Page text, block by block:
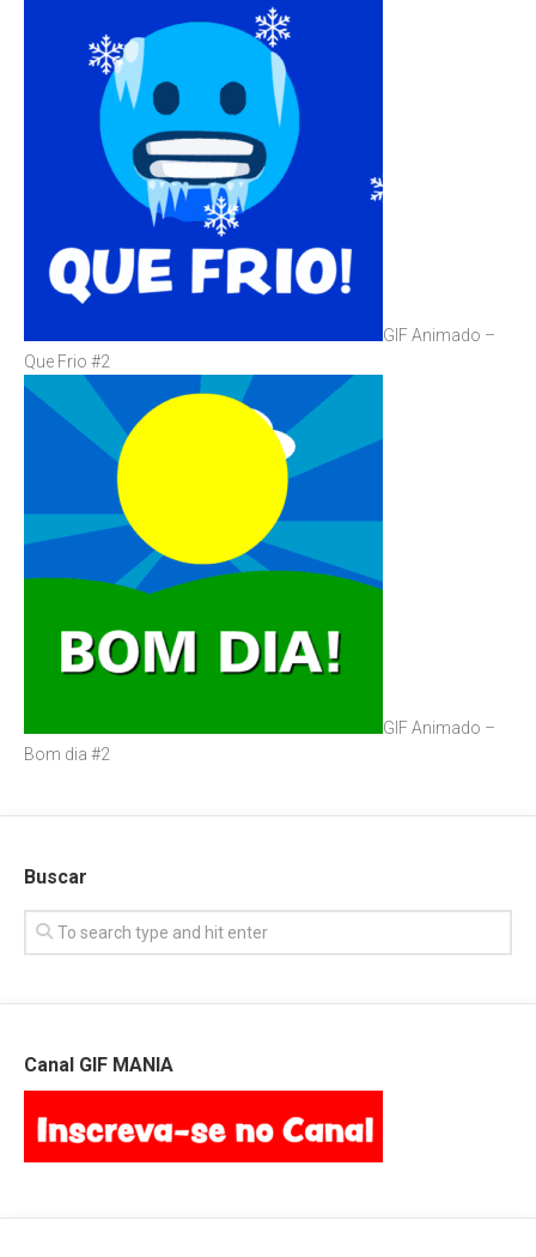
GIF Animado –
Que Frio #2
GIF Animado –
Bom dia #2
Buscar
Canal GIF MANIA